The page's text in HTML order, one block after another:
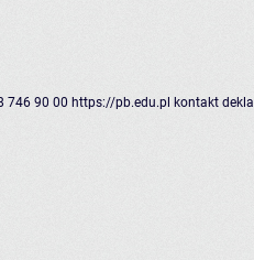
746 90 00 https://pb.edu.pl kontakt